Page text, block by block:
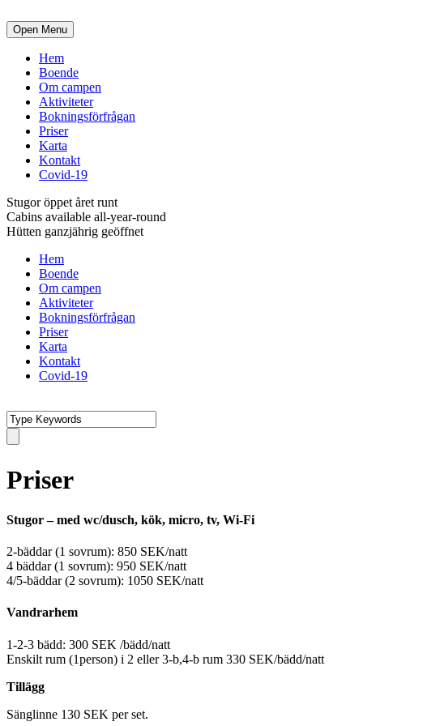
Open Menu
Hem
Boende
Om campen
Aktiviteter
Bokningsförfrågan
Priser
Karta
Kontakt
Covid-19
Stugor öppet året runt
Cabins available all-year-round
Hütten ganzjährig geöffnet
Hem
Boende
Om campen
Aktiviteter
Bokningsförfrågan
Priser
Karta
Kontakt
Covid-19
Priser
Stugor – med wc/dusch, kök, micro, tv, Wi-Fi
2-bäddar (1 sovrum): 850 SEK/natt
4 bäddar (1 sovrum): 950 SEK/natt
4/5-bäddar (2 sovrum): 1050 SEK/natt
Vandrarhem
1-2-3 bädd: 300 SEK /bädd/natt
Enskilt rum (1person) i 2 eller 3-b,4-b rum 330 SEK/bädd/natt
Tillägg
Sänglinne 130 SEK per set.